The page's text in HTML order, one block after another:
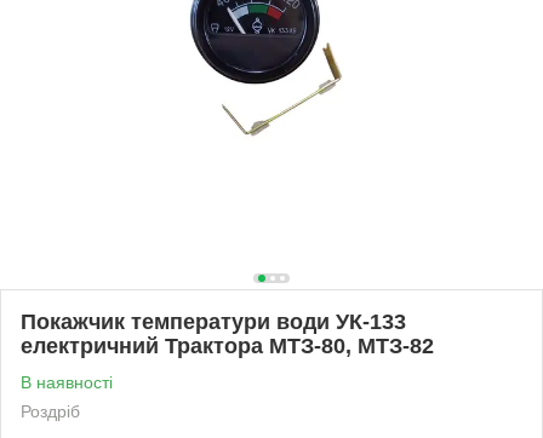
Покажчик температури води УК-133
електричний Трактора МТЗ-80, МТЗ-82
В наявності
Роздріб